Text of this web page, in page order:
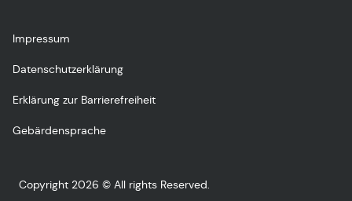
Impressum
Datenschutzerklärung
Erklärung zur Barrierefreiheit
Gebärdensprache
Copyright 2026 © All rights Reserved.